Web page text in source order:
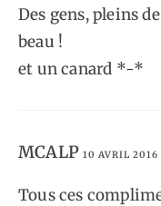
Des gens, pleins
beau !
et un canard *-*
MCALP10 AVRIL 2016
Tous ces